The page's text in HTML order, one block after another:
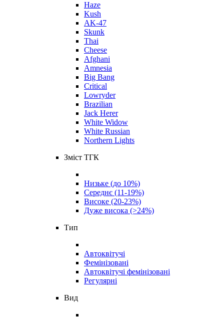
Haze
Kush
AK-47
Skunk
Thai
Cheese
Afghani
Amnesia
Big Bang
Critical
Lowryder
Brazilian
Jack Herer
White Widow
White Russian
Northern Lights
Зміст ТГК
Низьке (до 10%)
Середнє (11-19%)
Високе (20-23%)
Дуже висока (>24%)
Тип
Автоквітучі
Фемінізовані
Автоквітучі фемінізовані
Регулярні
Вид